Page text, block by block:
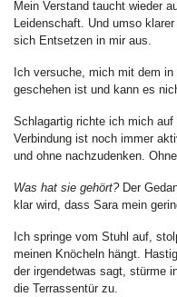
Mein Verstand taucht wieder
Leidenschaft. Und umso
sich Entsetzen in mir aus.
Ich versuche, mich mit dem
geschehen ist und kann es
Schlagartig richte ich mich
Verbindung ist noch immer
und ohne nachzudenken.
Was hat sie gehört?Der
klar wird, dass Sara mein
Ich springe vom Stuhl auf,
meinen Knöcheln hängt.
der irgendetwas sagt, stürme
die Terrassentür zu.